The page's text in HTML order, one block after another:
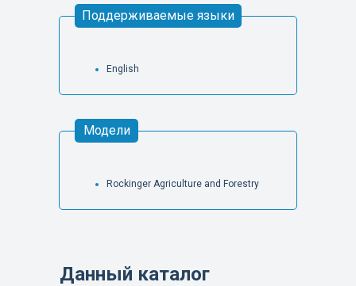
English
Rockinger Agriculture and Forestry
Модели
Поддерживаемые языки
Данный каталог